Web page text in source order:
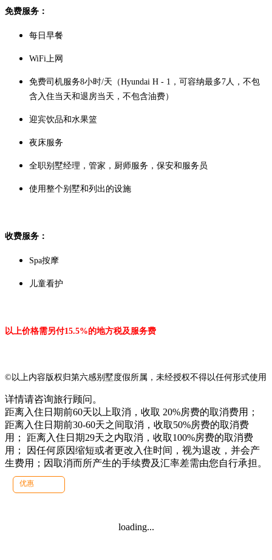
免费服务：
每日早餐
WiFi上网
免费司 机服务8小时/天（Hyundai H - 1，可容纳最多7人 ， 不包
含入住当天和退房当天，不包含油费）
迎宾饮品和水果篮
夜床服务
全职别墅经理，管家，厨师服务，保安和服务员
使用整个别墅和列出的设施
收费服务：
Spa按摩
儿童看护
以上价格需另付15.5%的地方税及服务费
©以上内容版权归第六感别墅度假所属，未经授权不得以任何形式使用
详情请咨询旅行顾问。
距离入住日期前60天以上取消，收取 20%房费的取消费用；
距离入住日期前30-60天之间取消，收取50%房费的取消费
用； 距离入住日期29天之内取消，收取100%房费的取消费
用； 因任何原因缩短或者更改入住时间，视为退改，并会产
生费用；因取消而所产生的手续费及汇率差需由您自行承担。
优惠
loading...